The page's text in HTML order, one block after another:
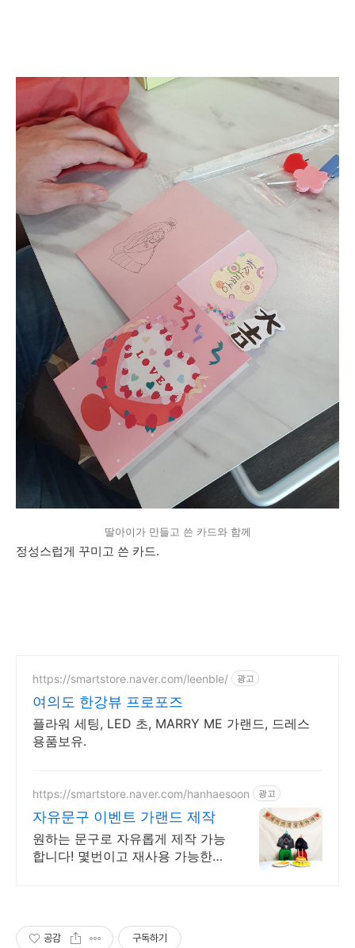
딸아이가 만들고 쓴 카드와 함께
정성스럽게 꾸미고 쓴 카드.
https://smartstore.naver.com/leenble/ 광고
여의도 한강뷰 프로포즈
플라워 세팅, LED 초, MARRY ME 가랜드, 드레스
용품보유.
https://smartstore.naver.com/hanhaesoon 광고
자유문구 이벤트 가랜드 제작
원하는 문구로 자유롭게 제작 가능
합니다! 몇번이고 재사용 가능한
공감 구독하기